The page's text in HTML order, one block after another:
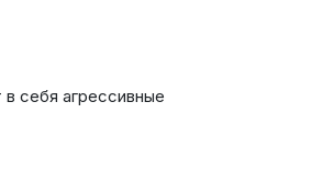
себя агрессивные